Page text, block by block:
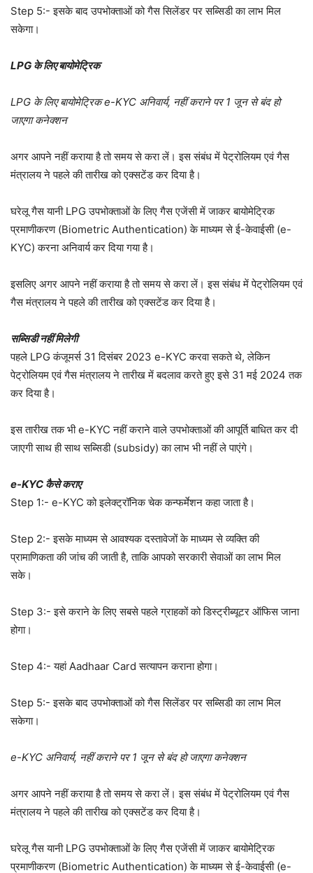
Step 5:- इसके बाद उपभोक्ताओं को गैस सिलेंडर पर सब्सिडी का लाभ मिल
सकेगा।
LPG के लिए बायोमेट्रिक
LPG के लिए बायोमेट्रिक e-KYC अनिवार्य, नहीं कराने पर 1 जून से बंद हो
जाएगा कनेक्शन
अगर आपने नहीं कराया है तो समय से करा लें। इस संबंध में पेट्रोलियम एवं गैस
मंत्रालय ने पहले की तारीख को एक्सटेंड कर दिया है।
घरेलू गैस यानी LPG उपभोक्ताओं के लिए गैस एजेंसी में जाकर बायोमेट्रिक
प्रमाणीकरण (Biometric Authentication) के माध्यम से ई-केवाईसी (e-
KYC) करना अनिवार्य कर दिया गया है।
इसलिए अगर आपने नहीं कराया है तो समय से करा लें। इस संबंध में पेट्रोलियम एवं
गैस मंत्रालय ने पहले की तारीख को एक्सटेंड कर दिया है।
सब्सिडी नहीं मिलेगी
पहले LPG कंजूमर्स 31 दिसंबर 2023 e-KYC करवा सकते थे, लेकिन
पेट्रोलियम एवं गैस मंत्रालय ने तारीख में बदलाव करते हुए इसे 31 मई 2024 तक
कर दिया है।
इस तारीख तक भी e-KYC नहीं कराने वाले उपभोक्ताओं की आपूर्ति बाधित कर दी
जाएगी साथ ही साथ सब्सिडी (subsidy) का लाभ भी नहीं ले पाएंगे।
e-KYC कैसे कराए
Step 1:- e-KYC को इलेक्ट्रॉनिक चेक कन्फर्मेशन कहा जाता है।
Step 2:- इसके माध्यम से आवश्यक दस्तावेजों के माध्यम से व्यक्ति की
प्रामाणिकता की जांच की जाती है, ताकि आपको सरकारी सेवाओं का लाभ मिल
सके।
Step 3:- इसे कराने के लिए सबसे पहले ग्राहकों को डिस्ट्रीब्यूटर ऑफिस जाना
होगा।
Step 4:- यहां Aadhaar Card सत्यापन कराना होगा।
Step 5:- इसके बाद उपभोक्ताओं को गैस सिलेंडर पर सब्सिडी का लाभ मिल
सकेगा।
e-KYC अनिवार्य, नहीं कराने पर 1 जून से बंद हो जाएगा कनेक्शन
अगर आपने नहीं कराया है तो समय से करा लें। इस संबंध में पेट्रोलियम एवं गैस
मंत्रालय ने पहले की तारीख को एक्सटेंड कर दिया है।
घरेलू गैस यानी LPG उपभोक्ताओं के लिए गैस एजेंसी में जाकर बायोमेट्रिक
प्रमाणीकरण (Biometric Authentication) के माध्यम से ई-केवाईसी (e-